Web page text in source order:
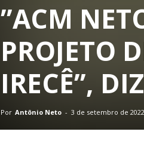
”ACM
PROJETO
IRECÊ”,
Por Antônio Neto - 3 de setembro de 2022